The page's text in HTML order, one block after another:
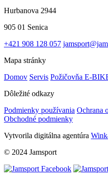
Hurbanova 2944
905 01 Senica
+421 908 128 057
Mapa stránky
Domov Servis Požičovňa E-
Dôležité odkazy
Podmienky používania Ochrana
Obchodné podmienky
Vytvorila digitálna agentúra
© 2024 Jamsport